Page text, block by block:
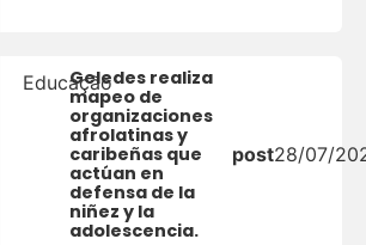
EducaçãoGeledes realiza
mapeo de
organizaciones
afrolatinas y
caribeñas que
actúan en
defensa de la
niñez y la
adolescencia.
post28/07/